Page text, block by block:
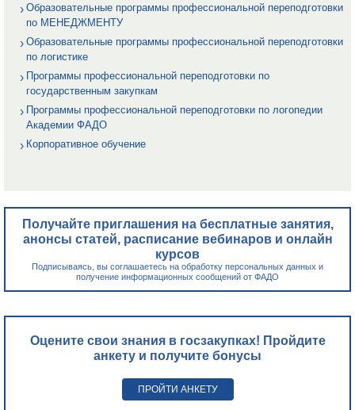
Образовательные программы профессиональной переподготовки
по МЕНЕДЖМЕНТУ
Образовательные программы профессиональной переподготовки
по логистике
Программы профессиональной переподготовки по
государственным закупкам
Программы профессиональной переподготовки по логопедии
Академии ФАДО
Корпоративное обучение
Получайте приглашения на бесплатные занятия,
анонсы статей, расписание вебинаров и онлайн
курсов
Подписываясь, вы соглашаетесь на обработку персональных данных и
получение информационных сообщений от ФАДО
Оцените свои знания в госзакупках! Пройдите
анкету и получите бонусы
ПРОЙТИ АНКЕТУ